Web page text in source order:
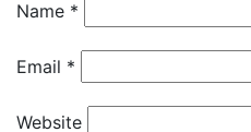
Name *
Email *
Website